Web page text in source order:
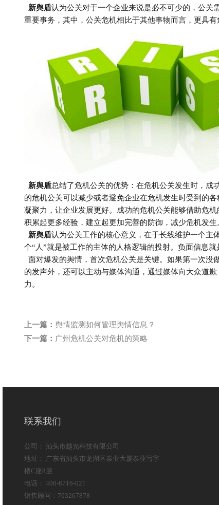
新舆盾认为公关对于一个企业来说是必不可少的，公关
重要事务，其中，公关危机相比于其他事物而言，更具
新舆盾总结了危机公关的优势：在危机公关发生时，成
的危机公关可以减少或者避免企业在危机发生时受到的各
凝聚力，让企业发展更好。
成功的危机公关能够借助危
积累起更多经验，建立起更加完善的防御，减少危机发生
新舆盾认为公关工作的核心意义，在于长线维护一个主
个“人”就是被工作的主体的人格逻辑的投射。负面信息
面对爆发的舆情， 首次危机公关是关键。如果第一次没
的发声外，还可以主动与媒体沟通，通过媒体向大众道
力 。
上一篇： 舆情监测如何管理舆情信息？
下一篇： 广州危机公关对危机的策略
联系我们
公司： 汕头市越光科技有限公司
地址： 广东省汕头市龙湖区泰业大厦泰业写字
楼C座8层
电话： 400-8716-021
销售顾问：703267878